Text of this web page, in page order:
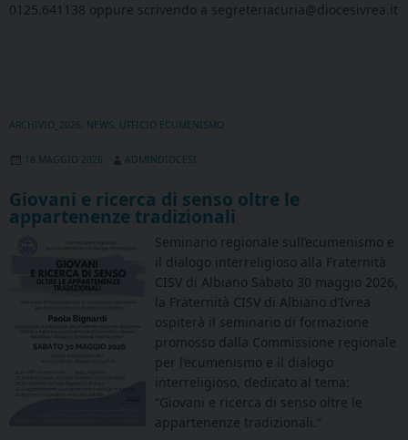
0125.641138 oppure scrivendo a segreteriacuria@diocesivrea.it
ARCHIVIO_2026 NEWS UFFICIO ECUMENISMO
18 MAGGIO 2026 ADMINDIOCESI
Giovani e ricerca di senso oltre le
appartenenze tradizionali
Seminario regionale sull’ecumenismo e
il dialogo interreligioso alla Fraternità
CISV di Albiano Sabato 30 maggio 2026,
la Fraternità CISV di Albiano d’Ivrea
ospiterà il seminario di formazione
promosso dalla Commissione regionale
per l’ecumenismo e il dialogo
interreligioso, dedicato al tema:
“Giovani e ricerca di senso oltre le
appartenenze tradizionali.”